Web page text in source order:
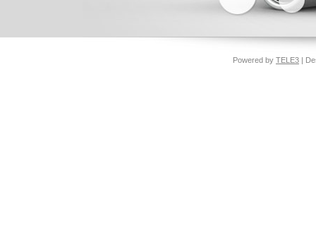
Powered by TELE3 |